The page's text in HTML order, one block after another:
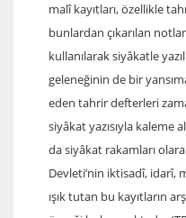
malî kayıtları, özellikle
bunlardan çıkarılan
kullanılarak siyâkatle
geleneğinin de bir
eden tahrir defterleri
siyâkat yazısıyla kaleme
da siyâkat rakamları
Devleti’nin iktisadî, idarî,
ışık tutan bu kayıtların